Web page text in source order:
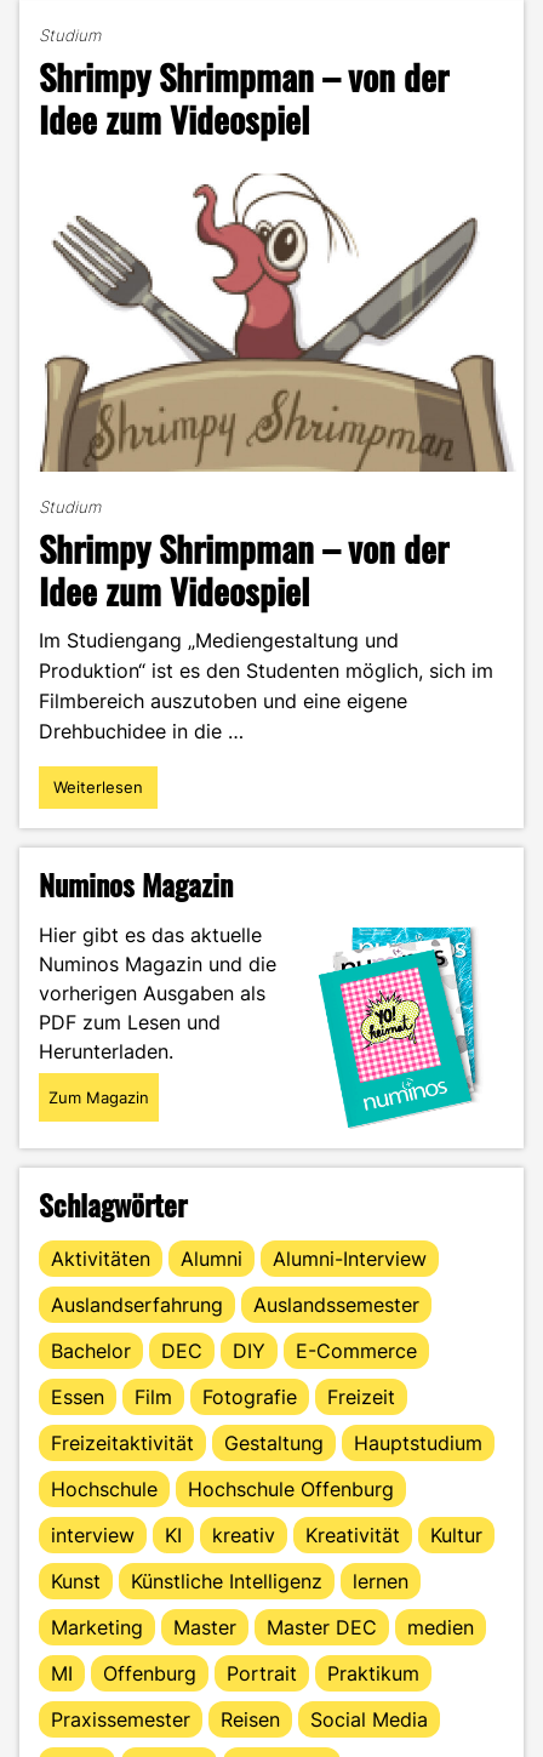
und
Java"
Studium
Shrimpy Shrimpman – von der
Idee zum Videospiel
Studium
Shrimpy Shrimpman – von der
Idee zum Videospiel
Im Studiengang „Mediengestaltung und
Produktion“ ist es den Studenten möglich, sich im
Filmbereich auszutoben und eine eigene
Drehbuchidee in die …
"Shrimpy
Shrimpman
der
zum
Videospiel"
Weiterlesen
Numinos Magazin
Hier gibt es das aktuelle
Numinos Magazin und die
vorherigen Ausgaben als
PDF zum Lesen und
Herunterladen.
Zum Magazin
Schlagwörter
Aktivitäten Alumni
Alumni-Interview
Auslandserfahrung
Auslandssemester
Bachelor
DEC DIY
E-Commerce
Essen
Film Fotografie
Freizeit
Freizeitaktivität
Gestaltung
Hauptstudium
Hochschule
Hochschule Offenburg
interview
KI kreativ Kreativität
Kultur
Kunst
Künstliche Intelligenz
lernen
Marketing
Master Master DEC
medien
MI
Offenburg Portrait
Praktikum
Praxissemester
Reisen
Social Media